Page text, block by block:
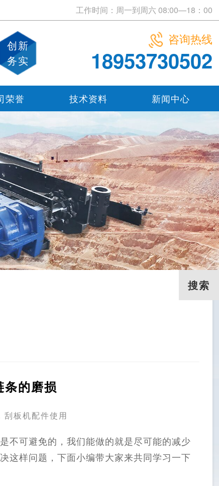
工作时间：周一到周六 08:00—18：00
创新
务实
咨询热线
18953730502
荣誉 技术资料 新闻中心
的磨损
刮板机配件使用
不可避免的，我们能做的就是尽可能的减少
这样问题，下面小编带大家来共同学习一下